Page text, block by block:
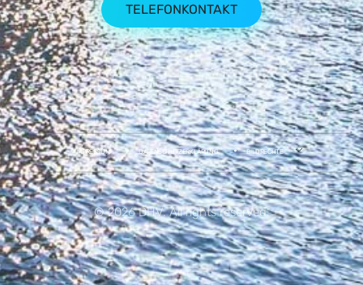
TELEFONKONTAKT
IMPRESSUM DATENSCHUTZERKLÄRUNG BILDRECHTE
© 2026 DHV. All rights reserved.